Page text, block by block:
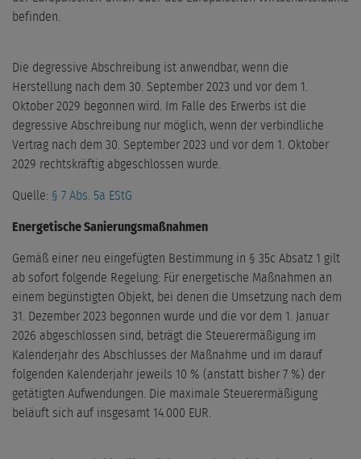
befinden.
Die degressive Abschreibung ist anwendbar, wenn die
Herstellung nach dem 30. September 2023 und vor dem 1.
Oktober 2029 begonnen wird. Im Falle des Erwerbs ist die
degressive Abschreibung nur möglich, wenn der verbindliche
Vertrag nach dem 30. September 2023 und vor dem 1. Oktober
2029 rechtskräftig abgeschlossen wurde.
Quelle: § 7 Abs. 5a EStG
Energetische Sanierungsmaßnahmen
Gemäß einer neu eingefügten Bestimmung in § 35c Absatz 1 gilt
ab sofort folgende Regelung: Für energetische Maßnahmen an
einem begünstigten Objekt, bei denen die Umsetzung nach dem
31. Dezember 2023 begonnen wurde und die vor dem 1. Januar
2026 abgeschlossen sind, beträgt die Steuerermäßigung im
Kalenderjahr des Abschlusses der Maßnahme und im darauf
folgenden Kalenderjahr jeweils 10 % (anstatt bisher 7 %) der
getätigten Aufwendungen. Die maximale Steuerermäßigung
beläuft sich auf insgesamt 14.000 EUR.